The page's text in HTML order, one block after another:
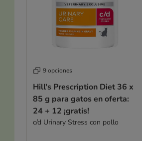
9 opciones
Hill's Prescription Diet 36 x
85 g para gatos en oferta:
24 + 12 ¡gratis!
c/d Urinary Stress con pollo